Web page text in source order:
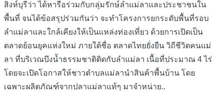
สิงห์บุรีว่า ได้หารือร่วมกับกลุ่มรักษ์ลำแม่ลาและประชาชนใน
พื้นที่ จนได้ข้อสรุปร่วมกันว่า จะทำโครงการยกระดับพื้นที่รอบ
ลำแม่ลาและใกล้เคียงให้เป็นแหล่งท่องเที่ยว ด้วยการเปิดเป็น
ตลาดย้อนยุคแห่งใหม่ ภายใต้ชื่อ ตลาดไทยยั่งยืน วิถีชีวิตคนแม่
ลา ที่บริเวณบึงน้ำธรรมชาติติดกับลำแม่ลา เนื้อที่ประมาณ 4 ไร่
โดยจะเปิดโอกาสให้ชาวตำบลแม่ลานำสินค้าพื้นบ้าน โดย
เฉพาะผลิตภัณฑ์จากปลาแม่ลาแท้ๆ มาจำหน่าย..